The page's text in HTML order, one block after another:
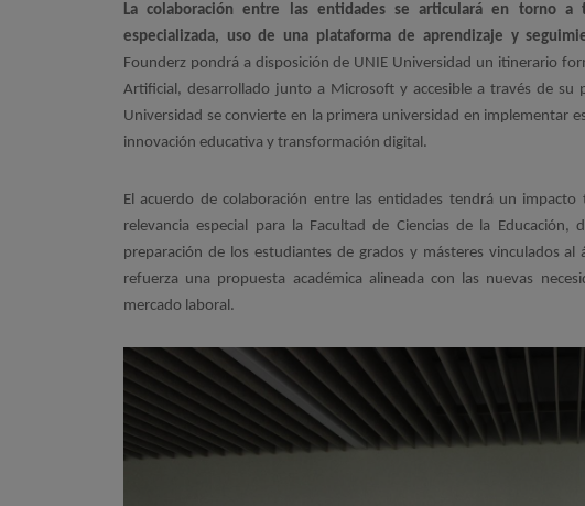
La colaboración entre las entidades se articulará en torno a
especializada, uso de una plataforma de aprendizaje y
Founderz pondrá a disposición de UNIE Universidad un itinerario
Artificial, desarrollado junto a Microsoft y accesible a través de su
Universidad se convierte en la primera universidad en implementar
innovación educativa y transformación digital.
El acuerdo de colaboración entre las entidades tendrá un
relevancia especial para la Facultad de Ciencias de la
preparación de los estudiantes de grados y másteres vinculados
refuerza una propuesta académica alineada con las nuevas
mercado laboral.
Imagen